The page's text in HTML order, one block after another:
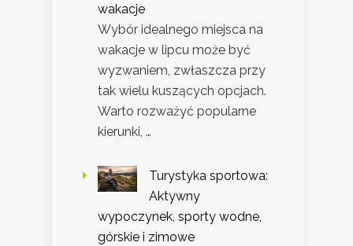
wakacje
Wybór idealnego miejsca na
wakacje w lipcu może być
wyzwaniem, zwłaszcza przy
tak wielu kuszących opcjach.
Warto rozważyć popularne
kierunki, …
Turystyka sportowa:
Aktywny
wypoczynek, sporty wodne,
górskie i zimowe